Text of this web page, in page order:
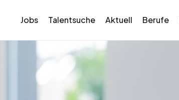
Jobs Talentsuche Aktuell Berufe